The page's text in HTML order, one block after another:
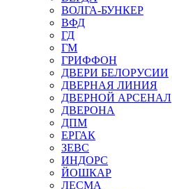
ВОЛГА-БУНКЕР
ВФД
ГД
ГМ
ГРИФФОН
ДВЕРИ БЕЛОРУСИИ
ДВЕРНАЯ ЛИНИЯ
ДВЕРНОЙ АРСЕНАЛ
ДВЕРОНА
ДПМ
ЕРГАК
ЗЕВС
ИНДОРС
ЙОШКАР
ЛЕСМА